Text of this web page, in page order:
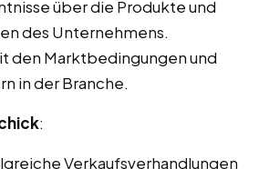
über die Produkte und
des Unternehmens.
den Marktbedingungen und
in der Branche.
:
Verkaufsverhandlungen